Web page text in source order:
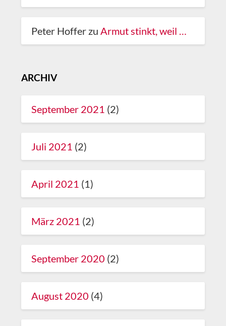
Peter Hoffer zu Armut stinkt, weil …
ARCHIV
September 2021 (2)
Juli 2021 (2)
April 2021 (1)
März 2021 (2)
September 2020 (2)
August 2020 (4)